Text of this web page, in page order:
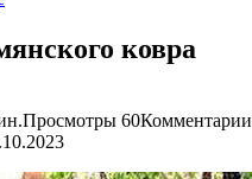
ковра
Просмотры 60Комментарии